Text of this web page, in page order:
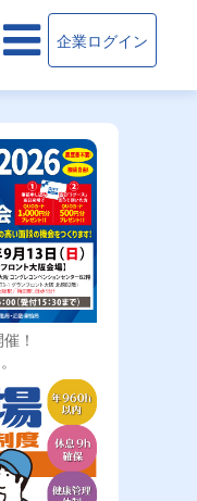
企業ログイン
！